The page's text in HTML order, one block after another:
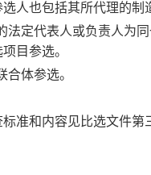
人也包括其所代理的
法定代表人或负责人为
目参选。
体参选。
准和内容见比选文件